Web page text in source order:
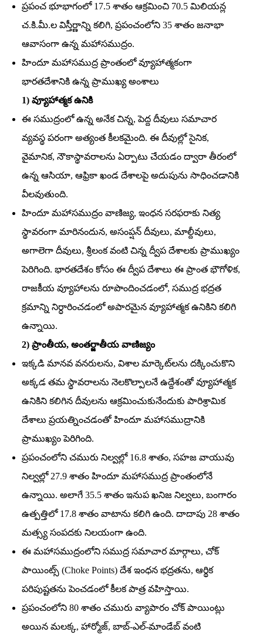
ప్రపంచ భూభాగంలో 17.5 శాతం ఆక్రమించి 70.5 మిలియన్ల
చ.కి.మీ.ల విస్తీర్ణాన్ని కలిగి, ప్రపంచంలోని 35 శాతం జనాభా
ఆవాసంగా ఉన్న మహాసముద్రం.
హిందూ మహాసముద్ర ప్రాంతంలో వ్యూహాత్మకంగా
భారతదేశానికి ఉన్న ప్రాముఖ్య అంశాలు
1) వ్యూహాత్మక ఉనికి
ఈ సముద్రంలో ఉన్న అనేక చిన్న, పెద్ద దీవులు సమాచార
వ్యవస్థ పరంగా అత్యంత కీలకమైంది. ఈ దీవుల్లో సైనిక,
వైమానిక, నౌకాస్థావరాలను ఏర్పాటు చేయడం ద్వారా తీరంలో
ఉన్న ఆసియా, ఆఫ్రికా ఖండ దేశాలపై అదుపును సాధించడానికి
వీలవుతుంది.
హిందూ మహాసముద్రం వాణిజ్య, ఇంధన సరఫరాకు నిత్య
స్థావరంగా మారినందున, అసంప్షన్‌ దీవులు, మాల్దీవులు,
అగాలెగా దీవులు, శ్రీలంక వంటి చిన్న ద్వీప దేశాలకు ప్రాముఖ్యం
పెరిగింది. భారతదేశం కోసం ఈ ద్వీప దేశాలు ఈ ప్రాంత భౌగోళిక,
రాజకీయ వ్యూహాలను రూపొందించడంలో, సముద్ర భద్రత
క్రమాన్ని నిర్ధారించడంలో అపారమైన వ్యూహాత్మక ఉనికిని కలిగి
ఉన్నాయి.
2) ప్రాంతీయ, అంతర్జాతీయ వాణిజ్యం
ఇక్కడి మానవ వనరులను, విశాల మార్కెట్‌లను దక్కించుకొని
అక్కడ తమ స్థావరాలను నెలకొల్పాలనే ఉద్దేశంతో వ్యూహాత్మక
ఉనికిని కలిగిన దీవులను ఆక్రమించుకునేందుకు పారిశ్రామిక
దేశాలు ప్రయత్నించడంతో హిందూ మహాసముద్రానికి
ప్రాముఖ్యం పెరిగింది.
ప్రపంచంలోని చమురు నిల్వల్లో 16.8 శాతం, సహజ వాయువు
నిల్వల్లో 27.9 శాతం హిందూ మహాసముద్ర ప్రాంతంలోనే
ఉన్నాయి. అలాగే 35.5 శాతం ఇనుప ఖనిజ నిల్వలు, బంగారం
ఉత్పత్తిలో 17.8 శాతం వాటాను కలిగి ఉంది. దాదాపు 28 శాతం
మత్స్య సంపదకు నిలయంగా ఉంది.
ఈ మహాసముద్రంలోని సముద్ర సమాచార మార్గాలు, చోక్‌
పాయింట్స్‌ (Choke Points) దేశ ఇంధన భద్రతను, ఆర్థిక
పరిపుష్టతను పెంచడంలో కీలక పాత్ర వహిస్తాయి.
ప్రపంచంలోని 80 శాతం చమురు వ్యాపారం చోక్‌ పాయింట్లు
అయిన మలక్క, హార్మోజ్‌, బాబ్‌-ఎల్‌-మాండేబ్‌ వంటి